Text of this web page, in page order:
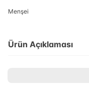
Menşei
Ürün Açıklaması